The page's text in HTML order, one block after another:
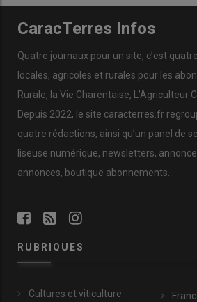
CaracTerres Infos
Quatre journaux pour un site, c’est
locales, agricoles et rurales pour les
Rurale, la Vie Charentaise, L’Agriculteur
Depuis 2022, le site caracterres.fr
quatre rédactions, ainsi qu’un panel de
liseuse numérique, newsletters,
annonces, boutique abonnements…
RUBRIQUES
Cultures et viticulture